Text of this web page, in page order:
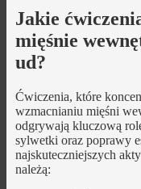
Jakie
mięśnie
ud?
Ćwiczenia, które
wzmacnianiu mięśni
odgrywają kluczową
sylwetki oraz poprawy
najskuteczniejszych
należą: